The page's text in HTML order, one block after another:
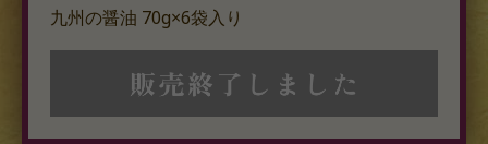
九州の醤油 70g×6袋入り